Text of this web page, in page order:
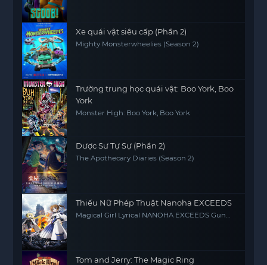
Xe quái vật siêu cấp (Phần 2)
Mighty Monsterwheelies (Season 2)
Trường trung học quái vật: Boo York, Boo
York
Monster High: Boo York, Boo York
Dược Sư Tự Sự (Phần 2)
The Apothecary Diaries (Season 2)
Thiếu Nữ Phép Thuật Nanoha EXCEEDS
Magical Girl Lyrical NANOHA EXCEEDS Gun
Tom and Jerry: The Magic Ring